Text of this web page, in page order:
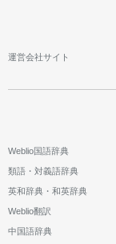
運営会社サイト
Weblio国語辞典
類語・対義語辞典
英和辞典・和英辞典
Weblio翻訳
中国語辞典